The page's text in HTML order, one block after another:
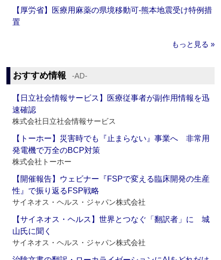
【厚労省】医療用麻薬の県境移動可‐熊本地震受け特例措
置
もっと見る »
おすすめ情報 ‐AD‐
【日立社会情報サービス】医療従事者が副作用情報を迅
速確認
株式会社日立社会情報サービス
【トーホー】災害時でも『止まらない』事業へ 非常用
発電機で万全のBCP対策
株式会社トーホー
【開催報告】ウェビナー『FSPで変える臨床開発の生産
性』で振り返るFSP戦略
サイネオス・ヘルス・ジャパン株式会社
【サイネオス・ヘルス】世界とつなぐ「翻訳者」に 城
山氏に聞く
サイネオス・ヘルス・ジャパン株式会社